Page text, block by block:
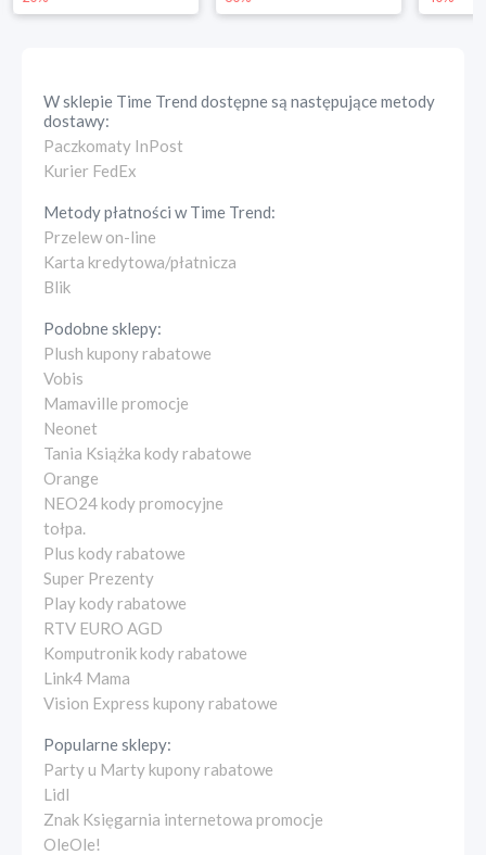
W sklepie Time Trend dostępne są następujące metody
dostawy:
Paczkomaty InPost
Kurier FedEx
Metody płatności wTime Trend:
Przelew on-line
Karta kredytowa/płatnicza
Blik
Podobne sklepy:
Plush kupony rabatowe
Vobis
Mamaville promocje
Neonet
Tania Książka kody rabatowe
Orange
NEO24 kody promocyjne
tołpa.
Plus kody rabatowe
Super Prezenty
Play kody rabatowe
RTV EURO AGD
Komputronik kody rabatowe
Link4 Mama
Vision Express kupony rabatowe
Popularne sklepy:
Party u Marty kupony rabatowe
Lidl
Znak Księgarnia internetowa promocje
OleOle!